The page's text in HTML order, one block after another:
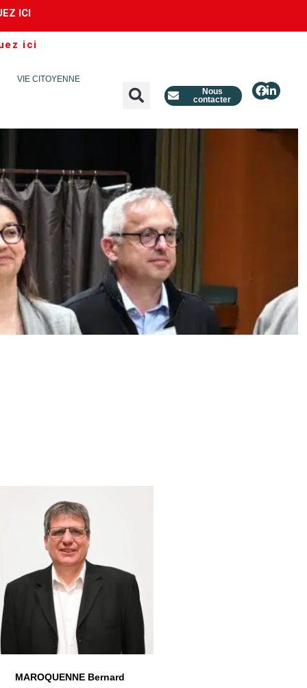
ICI
ici
VIE CITOYENNE
Nous
contacter
MAROQUENNE Bernard